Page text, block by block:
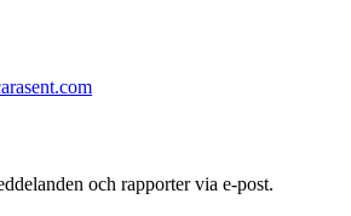
och rapporter via e-post.